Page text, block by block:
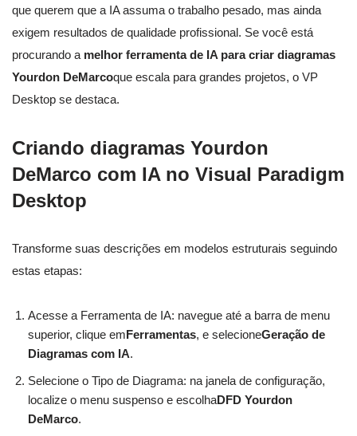
que querem que a IA assuma o trabalho pesado, mas ainda
exigem resultados de qualidade profissional. Se você está
procurando a melhor ferramenta de IA para criar diagramas
Yourdon DeMarcoque escala para grandes projetos, o VP
Desktop se destaca.
Criando diagramas Yourdon
DeMarco com IA no Visual Paradigm
Desktop
Transforme suas descrições em modelos estruturais seguindo
estas etapas:
Acesse a Ferramenta de IA: navegue até a barra de menu
superior, clique emFerramentas, e selecioneGeração de
Diagramas com IA.
Selecione o Tipo de Diagrama: na janela de configuração,
localize o menu suspenso e escolhaDFD Yourdon
DeMarco.